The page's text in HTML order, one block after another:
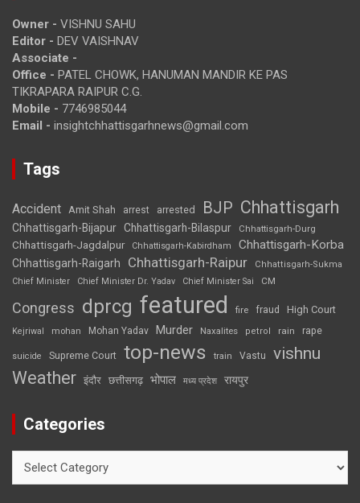
Owner - VISHNU SAHU
Editor - DEV VAISHNAV
Associate -
Office - PATEL CHOWK, HANUMAN MANDIR KE PAS
TIKRAPARA RAIPUR C.G.
Mobile - 7746985044
Email - insightchhattisgarhnews@gmail.com
Tags
Accident Amit Shah arrest arrested BJP Chhattisgarh
Chhattisgarh-Bijapur Chhattisgarh-Bilaspur Chhattisgarh-Durg
Chhattisgarh-Jagdalpur Chhattisgarh-Kabirdham Chhattisgarh-Korba
Chhattisgarh-Raigarh Chhattisgarh-Raipur
Chhattisgarh-Sukma
Chief Minister
Chief Minister Dr. Yadav Chief Minister Sai CM
Congress dprcg featured fire fraud High Court
Kejriwal mohan Mohan Yadav Murder Naxalites petrol rain rape
suicide Supreme Court top-news train Vastu vishnu
Weather इंदौर छत्तीसगढ़ भोपाल मध्य प्रदेश रायपुर
Categories